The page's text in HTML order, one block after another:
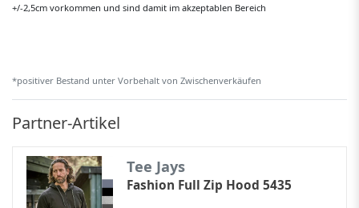
+/-2,5cm vorkommen und sind damit im akzeptablen Bereich
*positiver Bestand unter Vorbehalt von Zwischenverkäufen
Partner-Artikel
Tee Jays
Fashion Full Zip Hood 5435